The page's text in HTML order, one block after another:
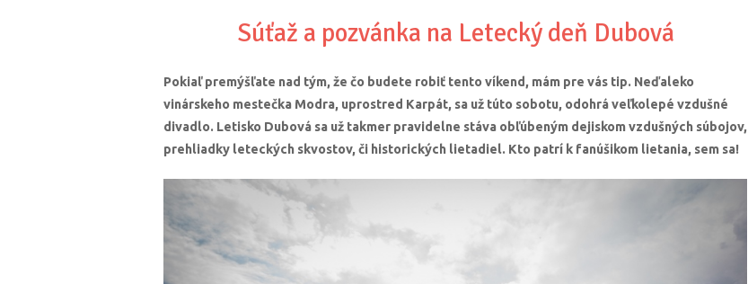
Súťaž a pozvánka na Letecký deň Dubová
Pokiaľ premýšľate nad tým, že čo budete robiť tento víkend, mám pre vás tip. Neďaleko
vinárskeho mestečka Modra, uprostred Karpát, sa už túto sobotu, odohrá veľkolepé vzdušné
divadlo. Letisko Dubová sa už takmer pravidelne stáva obľúbeným dejiskom vzdušných súbojov,
prehliadky leteckých skvostov, či historických lietadiel. Kto patrí k fanúšikom lietania, sem sa!